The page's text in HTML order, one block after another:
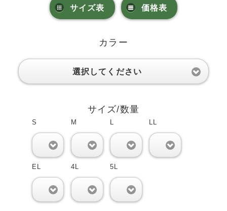
サイズ表 価格表
カラー
選択してください
サイズ/数量
S M L LL
EL 4L 5L